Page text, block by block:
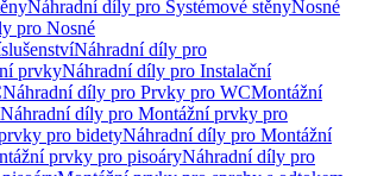
Náhradní díly pro Systémové stěnyNosné
pro Nosné
Náhradní díly pro
prvkyNáhradní díly pro Instalační
Náhradní díly pro Prvky pro WCMontážní
Náhradní díly pro Montážní prvky pro
pro bidetyNáhradní díly pro Montážní
prvky pro pisoáryNáhradní díly pro